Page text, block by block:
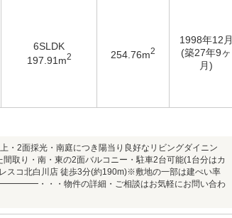
6SLDK
197.91m2 254.76m2
1998年12月
(築27年9ヶ
月)
2面採光・南庭につき陽当り良好なリビングダイニン
取り・南・東の2面バルコニー・駐車2台可能(1台分はカ
スコ北白川店 徒歩3分(約190m)※敷地の一部は建ぺい率
・・・物件の詳細・ご相談はお気軽にお問い合わ